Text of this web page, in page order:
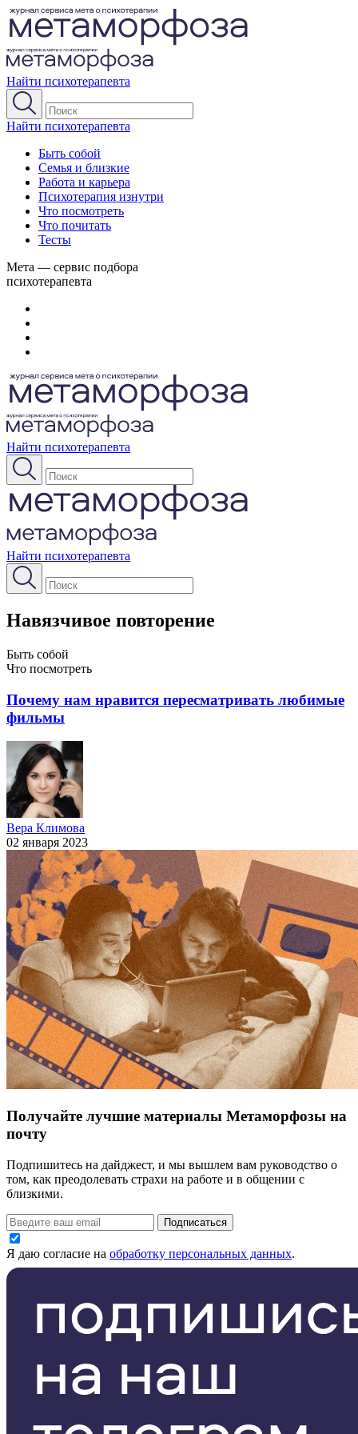
Найти психотерапевта
Найти психотерапевта
Быть собой
Семья и близкие
Работа и карьера
Психотерапия изнутри
Что посмотреть
Что почитать
Тесты
Мета — сервис подбора
психотерапевта
Найти психотерапевта
Найти психотерапевта
Навязчивое повторение
Быть собой
Что посмотреть
Почему нам нравится пересматривать любимые
фильмы
Вера Климова
02 января 2023
Получайте лучшие материалы Метаморфозы на
почту
Подпишитесь на дайджест, и мы вышлем вам руководство о
том, как преодолевать страхи на работе и в общении с
близкими.
Подписаться
Я даю согласие на обработку персональных данных.